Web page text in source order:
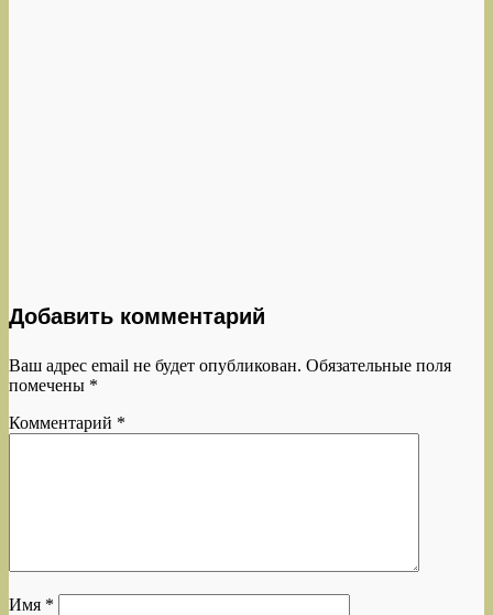
Добавить комментарий
Ваш адрес email не будет опубликован. Обязательные поля
помечены *
Комментарий *
Имя *